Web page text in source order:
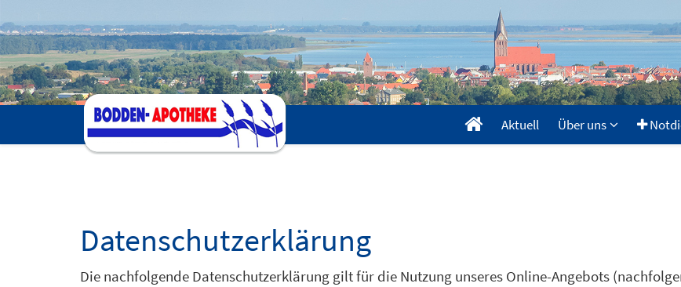
Aktuell Über uns
Datenschutzerklärung
Die nachfolgende Datenschutzerklärung gilt für die Nutzung unseres Online-Angebots